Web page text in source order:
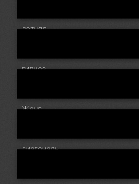
летняя
гипноз
Женя
диагональ